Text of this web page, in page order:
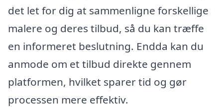
det let for dig at sammenligne forskellige
malere og deres tilbud, så du kan træffe
en informeret beslutning. Endda kan du
anmode om et tilbud direkte gennem
platformen, hvilket sparer tid og gør
processen mere effektiv.